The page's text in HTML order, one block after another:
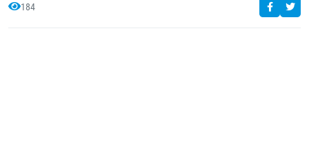
184